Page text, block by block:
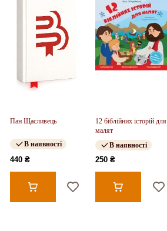
Пан Щасливець
В наявності
440 ₴
12 біблійних історій для
малят
В наявності
250 ₴